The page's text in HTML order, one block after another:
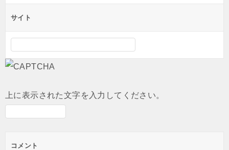
サイト
上に表示された文字を入力してください。
コメント